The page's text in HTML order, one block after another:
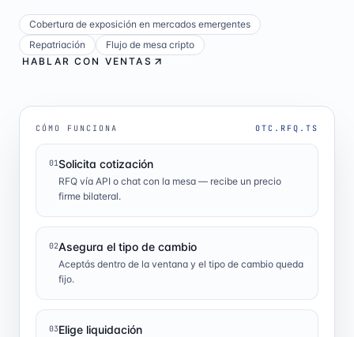
Cobertura de exposición en mercados emergentes
Repatriación
Flujo de mesa cripto
HABLAR CON VENTAS
CÓMO FUNCIONA OTC.RFQ.TS
01Solicita cotización
RFQ vía API o chat con la mesa — recibe un precio
firme bilateral.
02Asegura el tipo de cambio
Aceptás dentro de la ventana y el tipo de cambio queda
fijo.
03Elige liquidación